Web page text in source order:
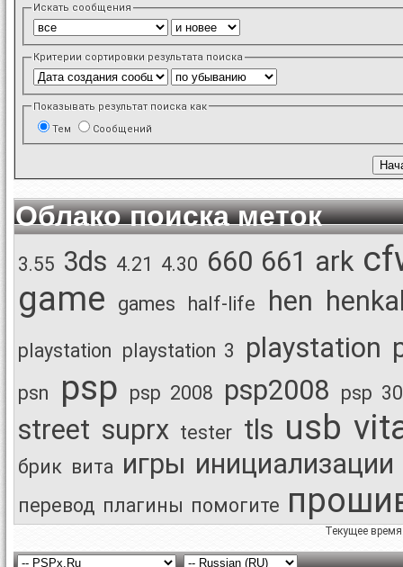
Искать сообщения
Критерии сортировки результата поиска
Показывать результат поиска как
Тем
Сообщений
Облако поиска меток
3.55 3ds 4.21 4.30 660 661 ark
game games half-life hen
playstation playstation 3 playstation
psn psp psp 2008 psp2008 psp
street suprx tester tls usb
брик вита игры инициализации
перевод плагины помогите
Текущее